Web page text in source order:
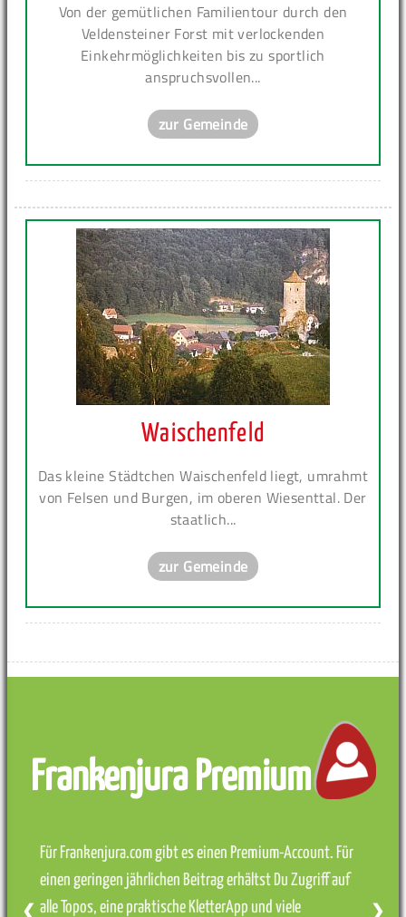
Von der gemütlichen Familientour durch den
Veldensteiner Forst mit verlockenden
Einkehrmöglichkeiten bis zu sportlich
anspruchsvollen...
zur Gemeinde
Waischenfeld
Das kleine Städtchen Waischenfeld liegt, umrahmt
von Felsen und Burgen, im oberen Wiesenttal. Der
staatlich...
zur Gemeinde
Frankenjura Premium
Für Frankenjura.com gibt es einen Premium-Account. Für
einen geringen jährlichen Beitrag erhältst Du Zugriff auf
alle Topos, eine praktische KletterApp und viele
❮ ❯